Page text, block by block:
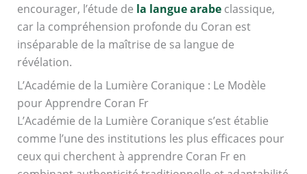
encourager, l’étude de la langue arabeclassique,
car la compréhension profonde du Coran est
inséparable de la maîtrise de sa langue de
révélation.
L’Académie de la Lumière Coranique : Le Modèle
pour Apprendre Coran Fr
L’Académie de la Lumière Coranique s’est établie
comme l’une des institutions les plus efficaces pour
ceux qui cherchent à apprendre Coran Fr en